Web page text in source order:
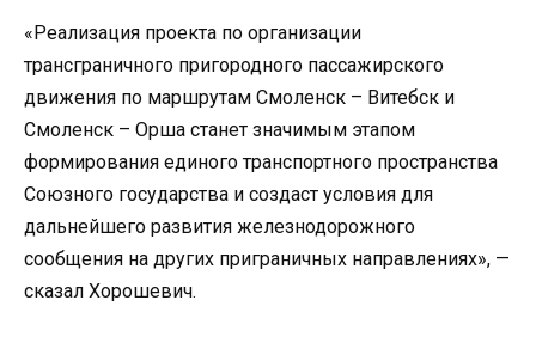
«Реализация проекта по организации
трансграничного пригородного пассажирского
движения по маршрутам Смоленск – Витебск и
Смоленск – Орша станет значимым этапом
формирования единого транспортного пространства
Союзного государства и создаст условия для
дальнейшего развития железнодорожного
сообщения на других приграничных направлениях», —
сказал Хорошевич.